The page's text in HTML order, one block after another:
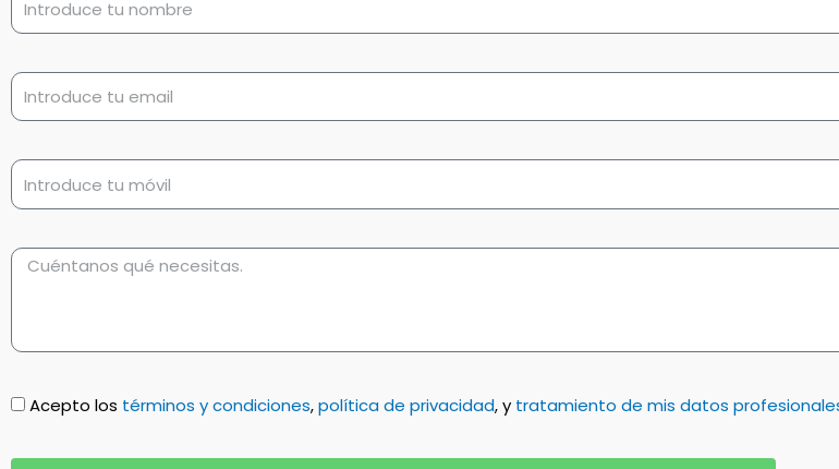
Acepto los términos y condiciones,política de privacidad, y tratamiento de mis datos